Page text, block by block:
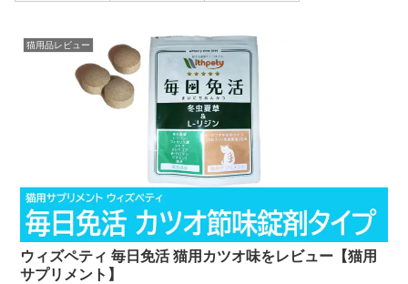
猫用品レビュー
ウィズペティ 毎日免活 猫用カツオ味をレビュー【猫用
サプリメント】